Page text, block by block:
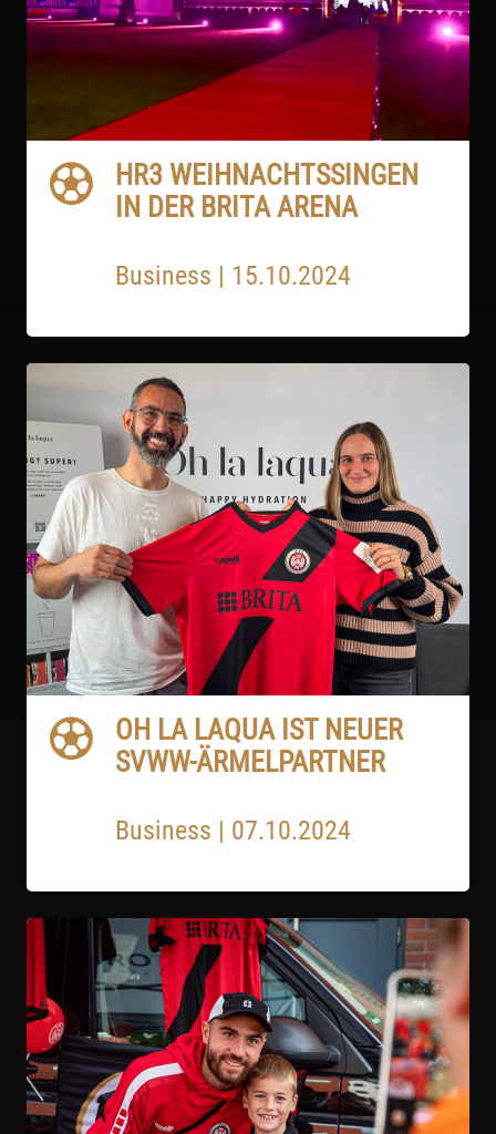
HR3 WEIHNACHTSSINGEN
IN DER BRITA ARENA
Business | 15.10.2024
OH LA LAQUA IST NEUER
SVWW-ÄRMELPARTNER
Business | 07.10.2024